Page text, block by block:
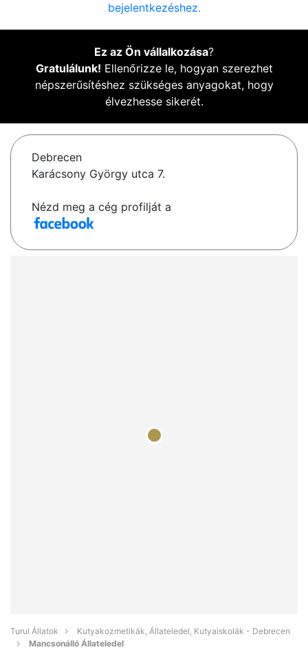
bejelentkezéshez.
Ez az Ön vállalkozása?
Gratulálunk! Ellenőrizze le, hogyan szerezhet
népszerűsítéshez szükséges anyagokat, hogy
élvezhesse sikerét.
Debrecen
Karácsony György utca 7.
Nézd meg a cég profilját a
Turul Állatok
Kutyakozmetikák, Állateledel, Kutyaiskolák - Debrecen
Mancsonálló Állateledel